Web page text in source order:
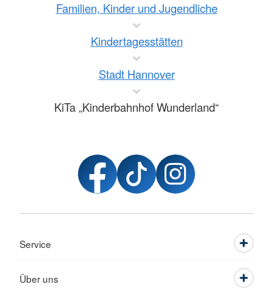
Familien, Kinder und Jugendliche
Kindertagesstätten
Stadt Hannover
KiTa „Kinderbahnhof Wunderland“
Service
Über uns